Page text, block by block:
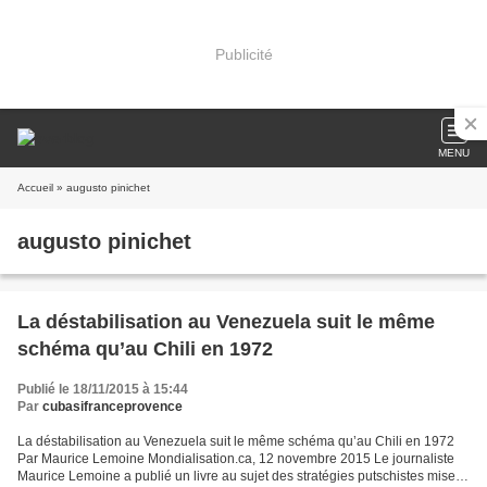
Publicité
MENU
Accueil » augusto pinichet
augusto pinichet
La déstabilisation au Venezuela suit le même
schéma qu’au Chili en 1972
Publié le 18/11/2015 à 15:44
Par cubasifranceprovence
La déstabilisation au Venezuela suit le même schéma qu’au Chili en 1972
Par Maurice Lemoine Mondialisation.ca, 12 novembre 2015 Le journaliste
Maurice Lemoine a publié un livre au sujet des stratégies putschistes mises